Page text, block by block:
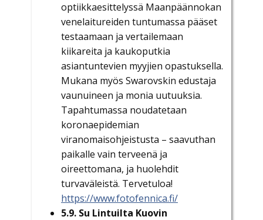
optiikkaesittelyssä Maanpäännokan
venelaitureiden tuntumassa pääset
testaamaan ja vertailemaan
kiikareita ja kaukoputkia
asiantuntevien myyjien opastuksella.
Mukana myös Swarovskin edustaja
vaunuineen ja monia uutuuksia.
Tapahtumassa noudatetaan
koronaepidemian
viranomaisohjeistusta – saavuthan
paikalle vain terveenä ja
oireettomana, ja huolehdit
turvaväleistä. Tervetuloa!
https://www.fotofennica.fi/
5.9. Su Lintuilta Kuovin